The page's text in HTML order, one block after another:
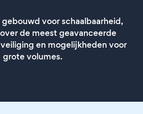
voor schaalbaarheid,
de meest geavanceerde
en mogelijkheden voor
grote volumes.